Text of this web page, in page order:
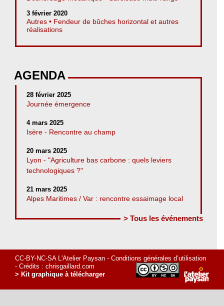
3 février 2020
Autres • Fendeur de bûches horizontal et autres
réalisations
AGENDA
28 février 2025
Journée émergence
4 mars 2025
Isère - Rencontre au champ
20 mars 2025
Lyon - "Agriculture bas carbone : quels leviers
technologiques ?"
21 mars 2025
Alpes Maritimes / Var : rencontre essaimage local
> Tous les événements
CC-BY-NC-SA L'Atelier Paysan - Conditions générales d’utilisation
- Crédits : chrisgaillard.com
> Kit graphique à télécharger